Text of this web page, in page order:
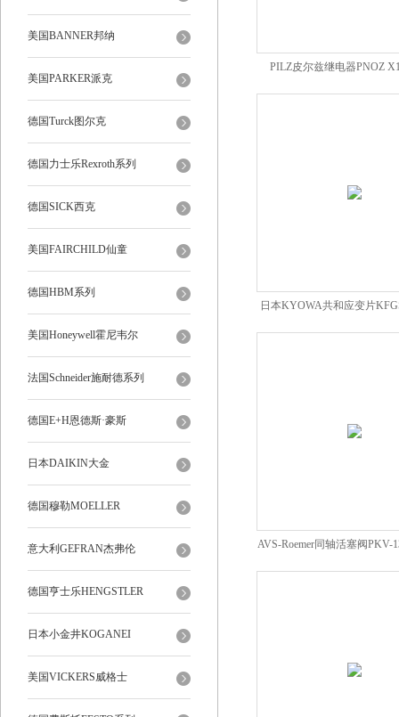
美国BANNER邦纳
美国PARKER派克
德国Turck图尔克
德国力士乐Rexroth系列
德国SICK西克
美国FAIRCHILD仙童
德国HBM系列
美国Honeywell霍尼韦尔
法国Schneider施耐德系列
德国E+H恩德斯·豪斯
日本DAIKIN大金
德国穆勒MOELLER
意大利GEFRAN杰弗伦
德国亨士乐HENGSTLER
日本小金井KOGANEI
美国VICKERS威格士
PILZ皮尔兹继电器PNOZ
774549
日本KYOWA共和应变片
11L1M2R
AVS-Roemer同轴活塞阀PKV-